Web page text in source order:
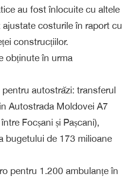
au fost înlocuite cu altele
ajustate costurile în raport cu
construcțiilor.
obținute în urma
autostrăzi: transferul
Autostrada Moldovei A7
Focșani și Pașcani),
bugetului de 173 milioane
pentru 1.200 ambulanțe în